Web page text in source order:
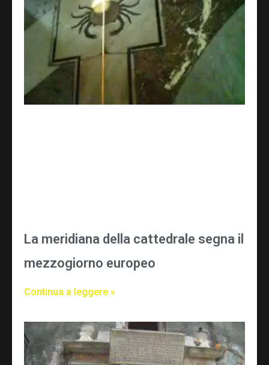
La meridiana della cattedrale segna il
mezzogiorno europeo
Continua a leggere »